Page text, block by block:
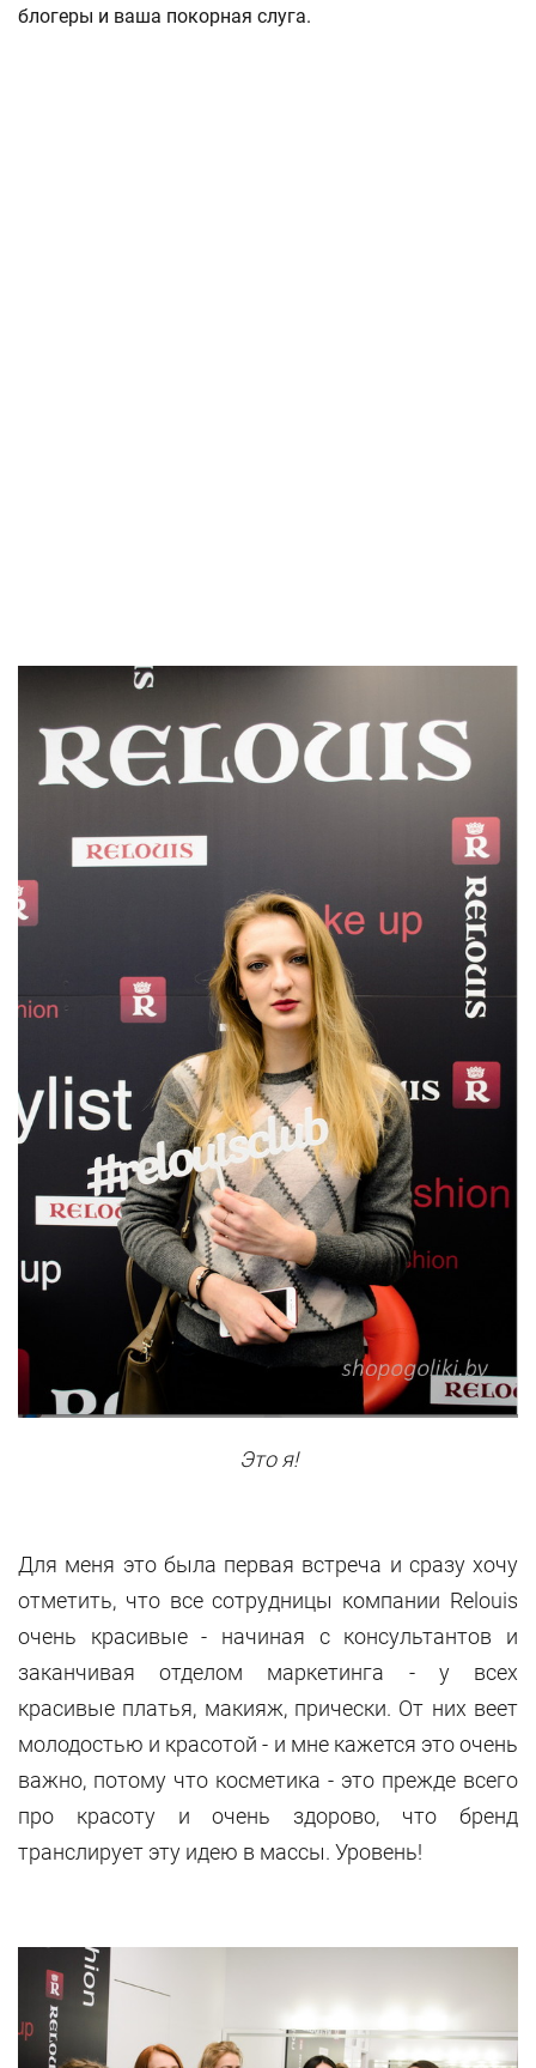
блогеры и ваша покорная слуга.
Это я!
Для меня это была первая встреча и сразу хочу
отметить, что все сотрудницы компании Relouis
очень красивые - начиная с консультантов и
заканчивая отделом маркетинга - у всех
красивые платья, макияж, прически. От них веет
молодостью и красотой - и мне кажется это очень
важно, потому что косметика - это прежде всего
про красоту и очень здорово, что бренд
транслирует эту идею в массы. Уровень!